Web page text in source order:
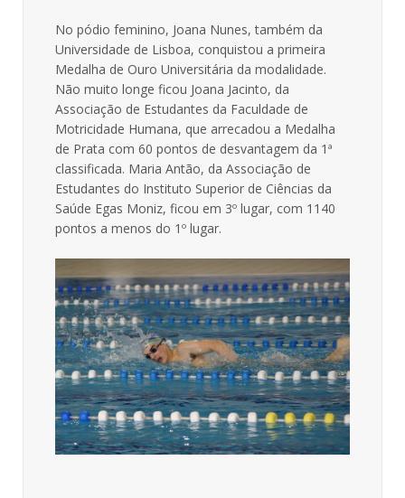
No pódio feminino, Joana Nunes, também da
Universidade de Lisboa, conquistou a primeira
Medalha de Ouro Universitária da modalidade.
Não muito longe ficou Joana Jacinto, da
Associação de Estudantes da Faculdade de
Motricidade Humana, que arrecadou a Medalha
de Prata com 60 pontos de desvantagem da 1ª
classificada. Maria Antão, da Associação de
Estudantes do Instituto Superior de Ciências da
Saúde Egas Moniz, ficou em 3º lugar, com 1140
pontos a menos do 1º lugar.